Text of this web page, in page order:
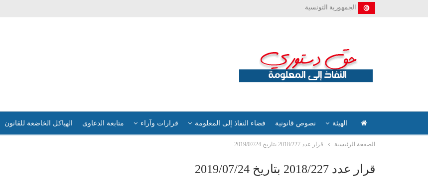
الجمهورية التونسية
الهيئة نصوص قانونية فضاء النفاذ إلى المعلومة قرارات وآراء متابعة الدعاوى الهياكل الخاضعة للقانون
الصفحة الرئيسية قرار عدد 2018/227 بتاريخ 2019/07/24
قرار عدد 2018/227 بتاريخ 2019/07/24